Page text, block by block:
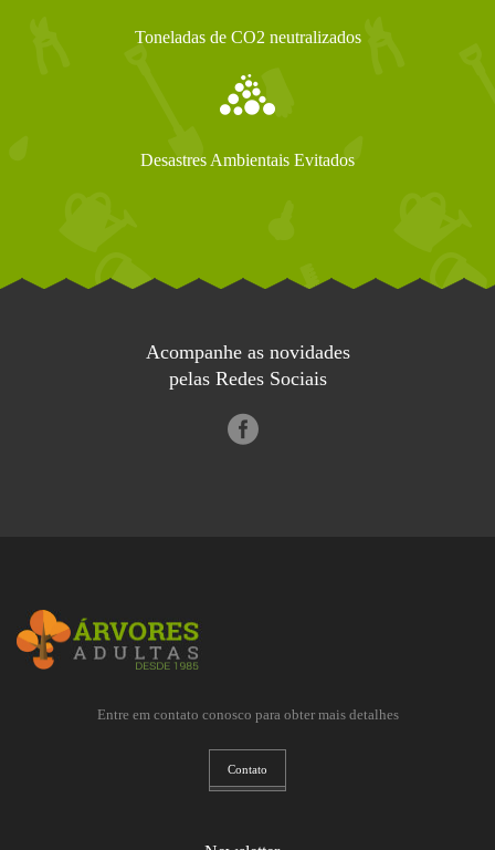
Toneladas de CO2 neutralizados
Desastres Ambientais Evitados
Acompanhe as novidades
pelas Redes Sociais
Entre em contato conosco para obter mais detalhes
Contato